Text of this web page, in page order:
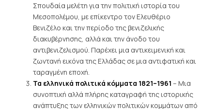
Σπουδαία μελέτη για την πολιτική ιστορία του
Μεσοπολέμου, με επίκεντρο τον Ελευθέριο
Βενιζέλο και την περίοδο της βενιζελικής
διακυβέρνησης, αλλά και την άνοδο του
αντιβενιζελισμού. Παρέχει μια αντικειμενική και
ζωντανή εικόνα της Ελλάδας σε μια αντιφατική και
ταραγμένη εποχή.
Τα ελληνικά πολιτικά κόμματα 1821–1961 – Μια
συνοπτική αλλά πλήρης καταγραφή της ιστορικής
ανάπτυξης των ελληνικών πολιτικών κομμάτων από